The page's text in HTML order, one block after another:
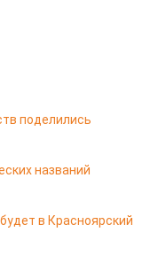
поделились
названий
в Красноярский